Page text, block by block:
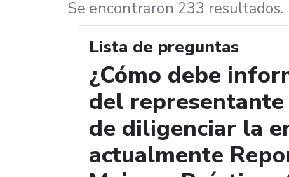
Se encontraron 233 resultados.
Lista de preguntas
¿Cómo debe
del
de diligenciar la
actualmente